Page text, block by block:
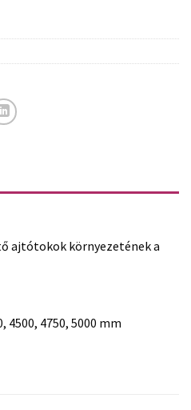
ajtótokok környezetének a
4500, 4750, 5000 mm